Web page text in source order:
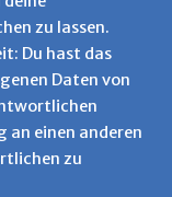
zu lassen.
Du hast das
Daten von
an einen anderen
zu